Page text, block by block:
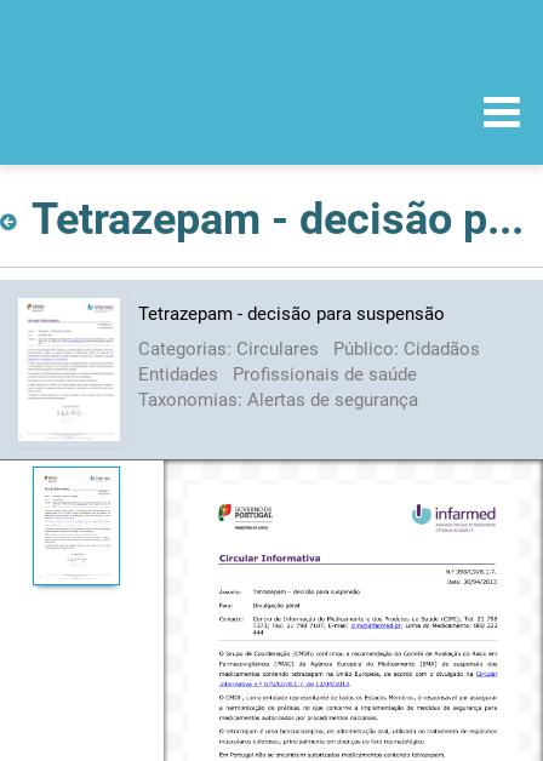
Tetrazepam - decisão para suspensão
Tetrazepam - decisão para suspensão
Categorias: Circulares Público: Cidadãos
Entidades
Profissionais de saúde
Taxonomias: Alertas de segurança